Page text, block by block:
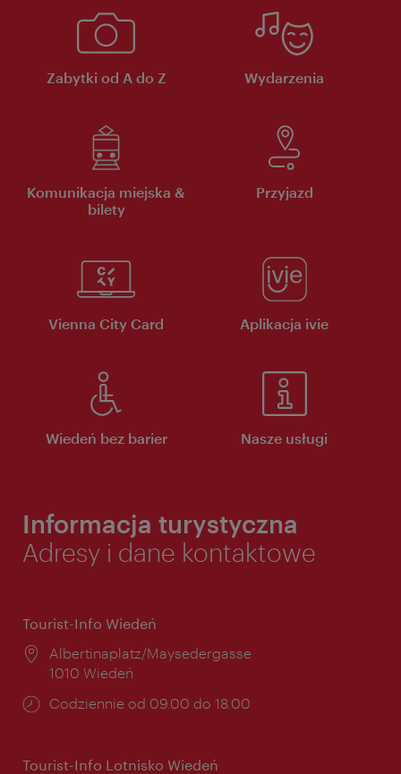
Zabytki od A do Z Wydarzenia
Komunikacja miejska &
bilety
Przyjazd
Vienna City Card Aplikacja ivie
Wiedeń bez barier Nasze usługi
Informacja turystyczna
Adresy i dane kontaktowe
Tourist-Info Wiedeń
Miejsce:
Albertinaplatz/Maysedergasse
1010 Wiedeń
Godziny
Codziennie od 09.00 do 18.00
Tourist-Info Lotnisko Wiedeń